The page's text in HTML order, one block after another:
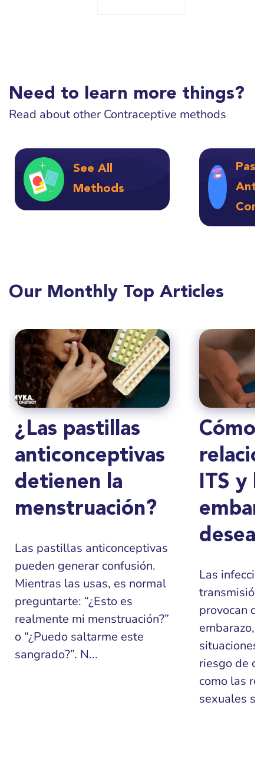
Need to learn more things?
Read about other Contraceptive methods
See All
Methods
Our Monthly Top Articles
¿Las pastillas
anticonceptivas
detienen la
menstruación?
Las pastillas anticonceptivas
pueden generar confusión.
Mientras las usas, es normal
preguntarte: “¿Esto es
realmente mi menstruación?”
o “¿Puedo saltarme este
sangrado?”. N...
Cómo
ITS y
Las
transmisión
provocan
embarazo,
situaciones
riesgo de
como las
sexuales